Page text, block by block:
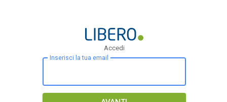
Accedi
Inserisci la tua email